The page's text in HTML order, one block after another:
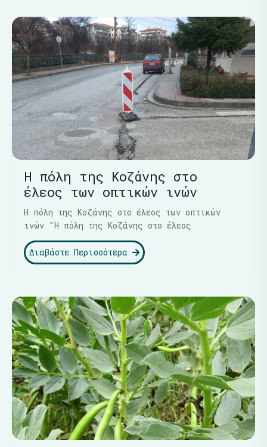
Η πόλη της Κοζάνης στο
έλεος των οπτικών ινών
Η πόλη της Κοζάνης στο έλεος των οπτικών
ινών "Η πόλη της Κοζάνης στο έλεος
Διαβάστε Περισσότερα